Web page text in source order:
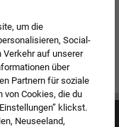
um die
Social-
Verkehr auf unserer
über
Partnern für soziale
von Cookies, die du
klickst.
Neuseeland,